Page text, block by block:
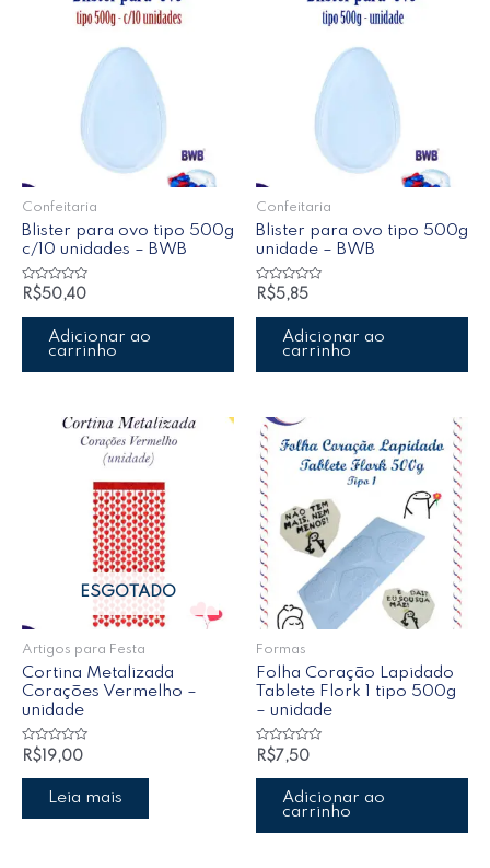
Confeitaria
Blister para ovo tipo 500g
c/10 unidades – BWB
Avaliação
de
R$50,40
Adicionar ao
carrinho
Confeitaria
Blister para ovo tipo 500g
unidade – BWB
Avaliação
de
R$5,85
Adicionar ao
carrinho
ESGOTADO
Artigos para Festa
Cortina Metalizada
Corações Vermelho –
unidade
Avaliação
0
de
R$ 19,00
Leia mais
Formas
Folha Coração Lapidado
Tablete Flork 1 tipo 500g
– unidade
Avaliação
0
de
R$7,50
Adicionar ao
carrinho